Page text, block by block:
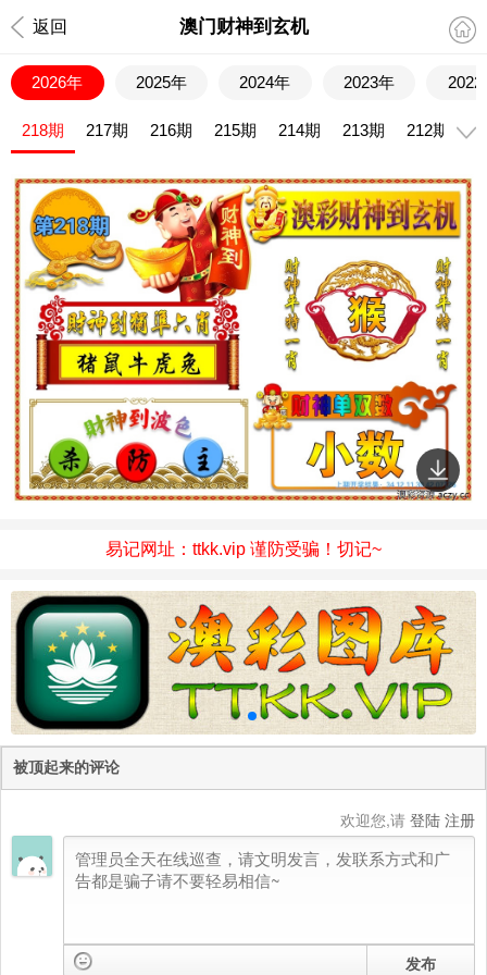
返回 澳门财神到玄机
2026年 2025年 2024年 2023年 2022
218期 217期 216期 215期 214期 213期 212期
易记网址：ttkk.vip 谨防受骗！切记~